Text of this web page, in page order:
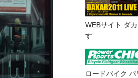
WEBサイト ダ
す
ロードバイク パ